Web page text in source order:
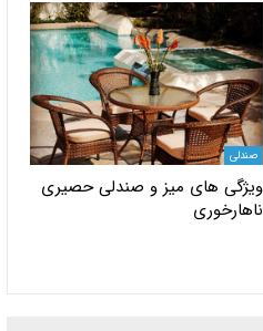
صندلی
ویژگی های میز و صندلی حصیری
ناهارخوری